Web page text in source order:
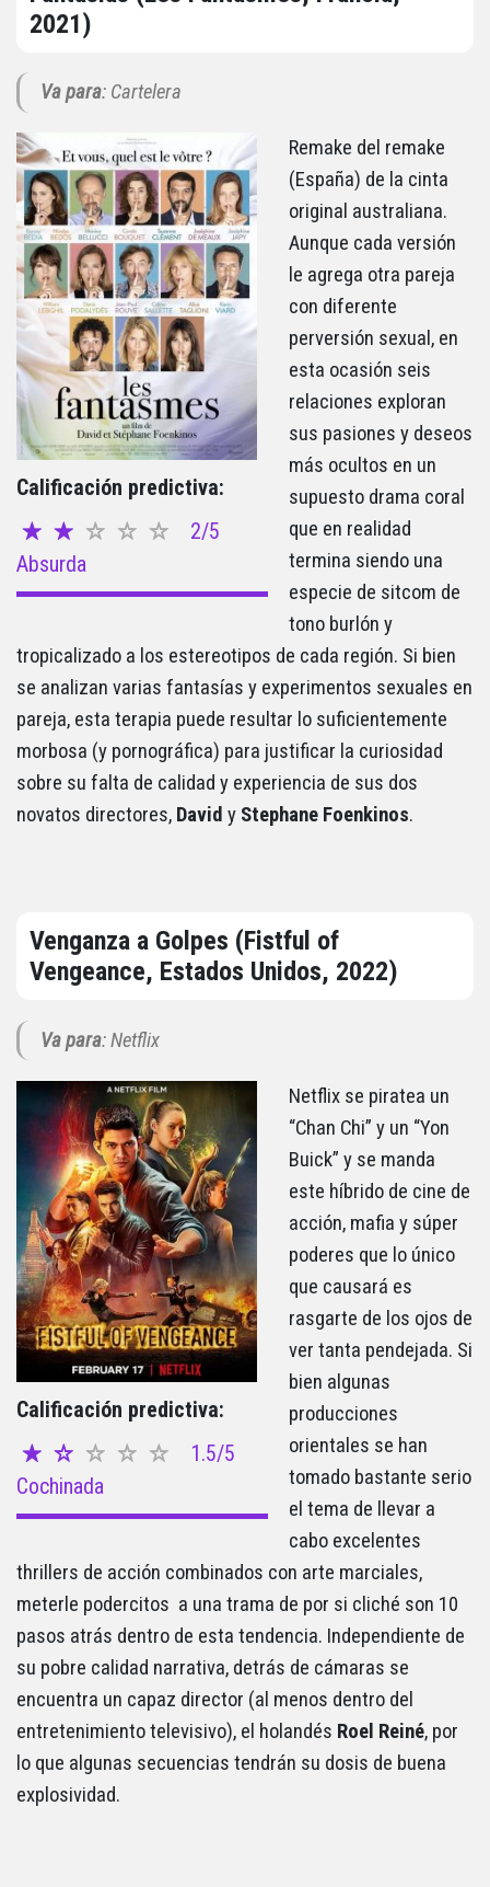
2021)
Va para: Cartelera
Calificación predictiva:
2/5
Absurda
Remake del remake
(España) de la cinta
original australiana.
Aunque cada versión
le agrega otra pareja
con diferente
perversión sexual, en
esta ocasión seis
relaciones exploran
sus pasiones y deseos
más ocultos en un
supuesto drama coral
que en realidad
termina siendo una
especie de sitcom de
tono burlón y
tropicalizado a los estereotipos de cada región. Si bien
se analizan varias fantasías y experimentos sexuales en
pareja, esta terapia puede resultar lo suficientemente
morbosa (y pornográfica) para justificar la curiosidad
sobre su falta de calidad y experiencia de sus dos
novatos directores, David y Stephane Foenkinos.
Venganza a Golpes (Fistful of
Vengeance, Estados Unidos, 2022)
Va para: Netflix
Calificación predictiva:
1.5/5
Cochinada
Netflix se piratea un
“Chan Chi” y un “Yon
Buick” y se manda
este híbrido de cine de
acción, mafia y súper
poderes que lo único
que causará es
rasgarte de los ojos de
ver tanta pendejada. Si
bien algunas
producciones
orientales se han
tomado bastante serio
el tema de llevar a
cabo excelentes
thrillers de acción combinados con arte marciales,
meterle podercitos a una trama de por si cliché son 10
pasos atrás dentro de esta tendencia. Independiente de
su pobre calidad narrativa, detrás de cámaras se
encuentra un capaz director (al menos dentro del
entretenimiento televisivo), el holandés Roel Reiné, por
lo que algunas secuencias tendrán su dosis de buena
explosividad.